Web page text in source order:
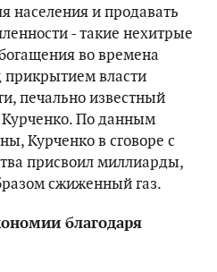
населения и продавать
- такие нехитрые
во времена
прикрытием власти
печально известный
Курченко. По данным
Курченко в сговоре с
присвоил миллиарды,
сжиженный газ.
благодаря